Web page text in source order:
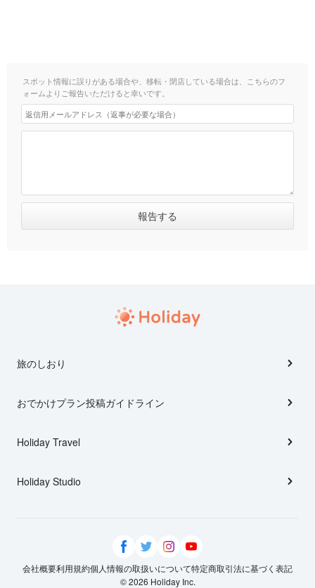
スポット情報に誤りがある場合や、移転・閉店している場合は、こちらのフ
ォームよりご報告いただけると幸いです。
旅のしおり
おでかけプラン投稿ガイドライン
Holiday Travel
Holiday Studio
会社概要利用規約個人情報の取扱いについて特定商取引法に基づく表記
© 2026 Holiday Inc.